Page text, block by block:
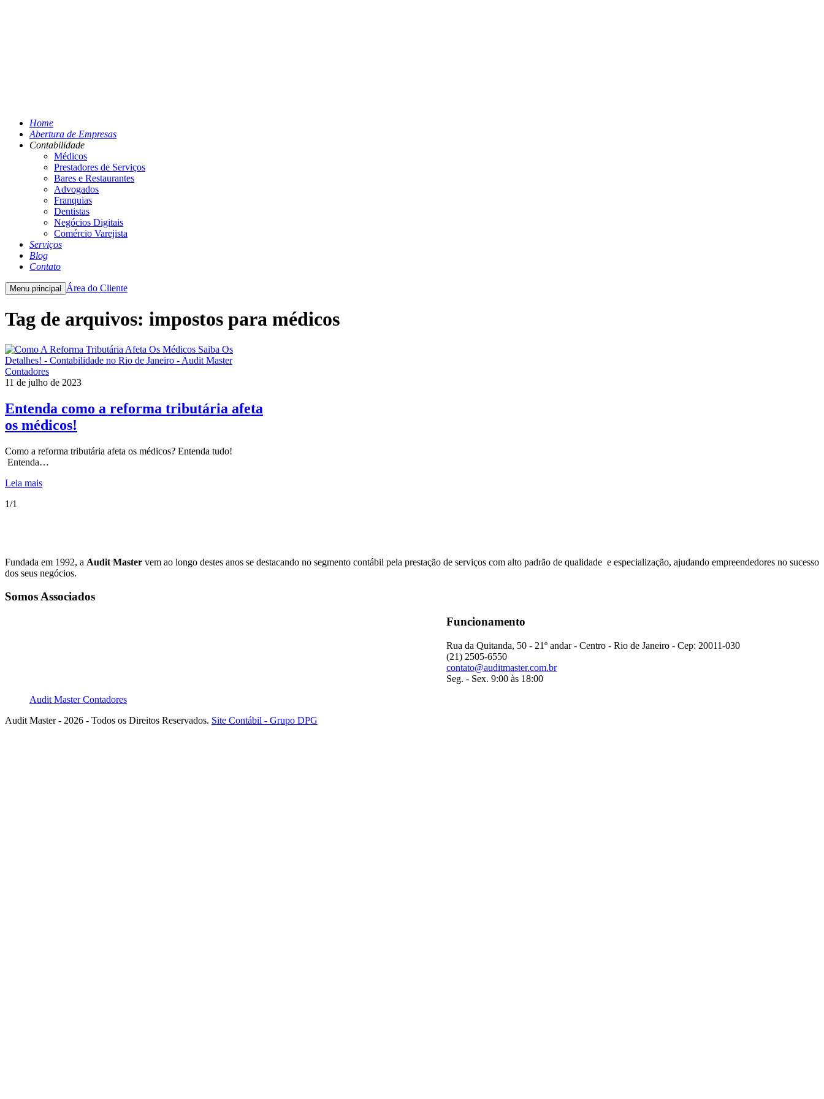
Home
Abertura de Empresas
Contabilidade
Médicos
Prestadores de Serviços
Bares e Restaurantes
Advogados
Franquias
Dentistas
Negócios Digitais
Comércio Varejista
Serviços
Blog
Contato
Menu principal Área do Cliente
Tag de arquivos: impostos para médicos
11 de julho de 2023
Entenda como a reforma tributária afeta
os médicos!
Como a reforma tributária afeta os médicos? Entenda tudo!
Entenda…
Leia mais
1/1
Fundada em 1992, a Audit Master vem ao longo destes anos se destacando no segmento contábil pela prestação de serviços com alto padrão de qualidade e especialização, ajudando empreendedores no sucesso
dos seus negócios.
Somos Associados
Funcionamento
Rua da Quitanda, 50 - 21º andar - Centro - Rio de Janeiro - Cep: 20011-030
(21) 2505-6550
contato@auditmaster.com.br
Seg. - Sex. 9:00 às 18:00
Audit Master Contadores
Audit Master - 2026 - Todos os Direitos Reservados. Site Contábil - Grupo DPG